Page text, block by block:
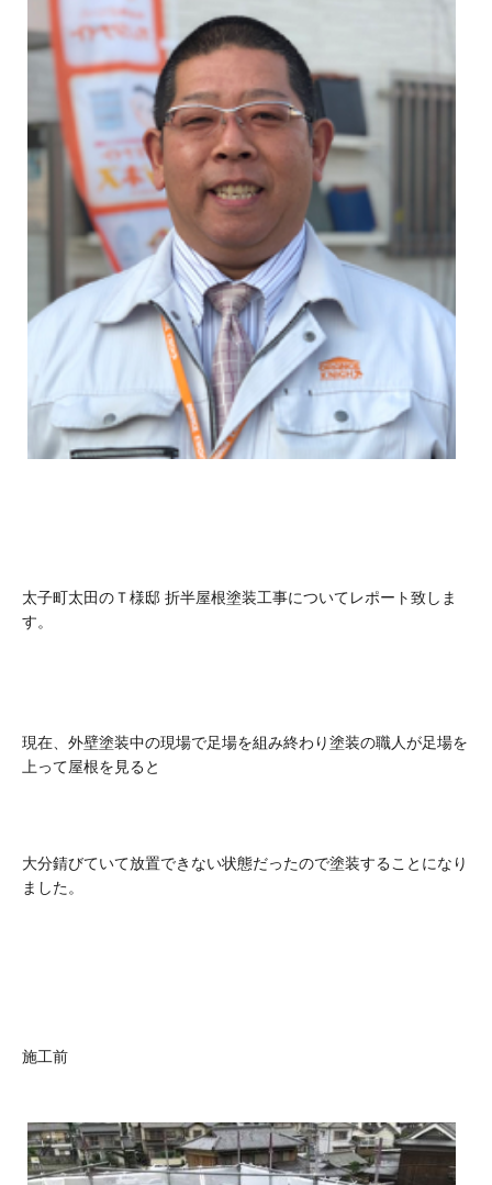
太子町太田のＴ様邸 折半屋根塗装工事についてレポート致しま
す。
現在、外壁塗装中の現場で足場を組み終わり塗装の職人が足場を
上って屋根を見ると
大分錆びていて放置できない状態だったので塗装することになり
ました。
施工前